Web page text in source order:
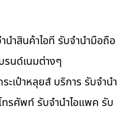
นำสินค้าไอที รับจำนำมือถือ
รนด์เนมต่างๆ
เป๋าหลุยส์ บริการ รับจำนำ
ทรศัพท์ รับจำนำไอแพค รับ